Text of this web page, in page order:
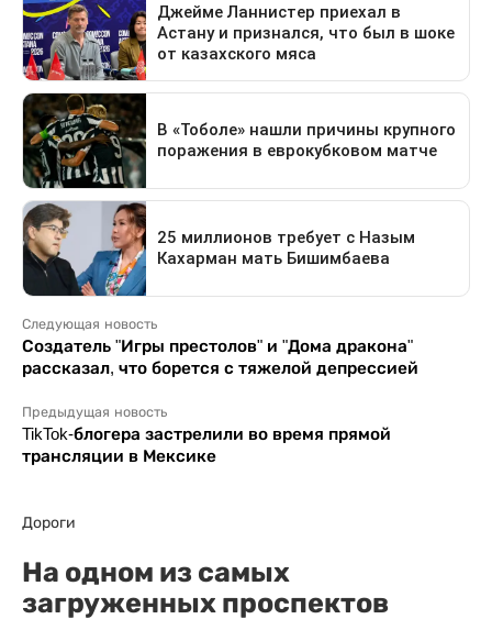
Следующая новость
Создатель "Игры престолов" и "Дома дракона"
рассказал, что борется с тяжелой депрессией
Предыдущая новость
TikTok-блогера застрелили во время прямой
трансляции в Мексике
Дороги
На одном из самых
загруженных проспектов